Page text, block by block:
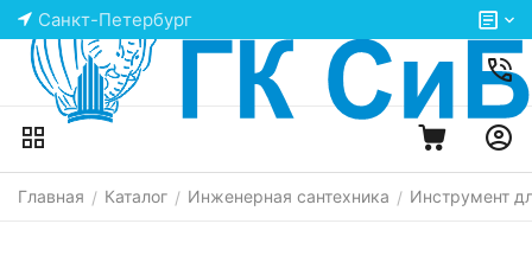
Санкт-Петербург
Главная / Каталог / Инженерная сантехника / Инструмент